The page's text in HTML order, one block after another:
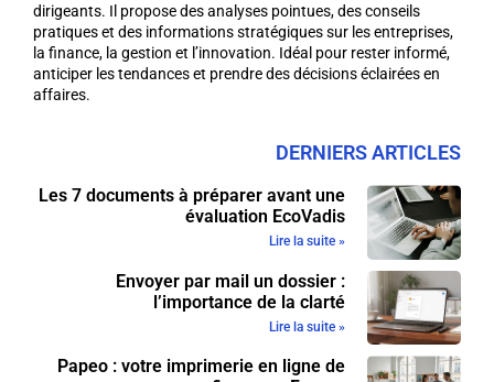
dirigeants. Il propose des analyses pointues, des conseils
pratiques et des informations stratégiques sur les entreprises,
la finance, la gestion et l’innovation. Idéal pour rester informé,
anticiper les tendances et prendre des décisions éclairées en
affaires.
DERNIERS ARTICLES
Les 7 documents à préparer avant une
évaluation EcoVadis
Lire la suite »
Envoyer par mail un dossier :
l’importance de la clarté
Lire la suite »
Papeo : votre imprimerie en ligne de